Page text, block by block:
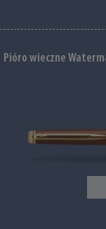
Pióro wieczne